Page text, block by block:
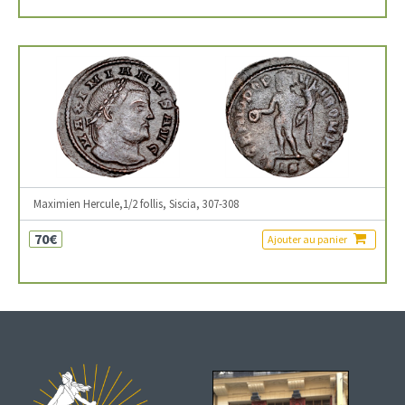
Maximien Hercule,1/2 follis, Siscia, 307-308
70€ Ajouter au panier